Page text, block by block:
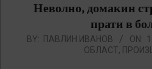
Неволно, домакин
прати в
BY: ПАВЛИН ИВАНОВ ON:
ОБЛАСТ,